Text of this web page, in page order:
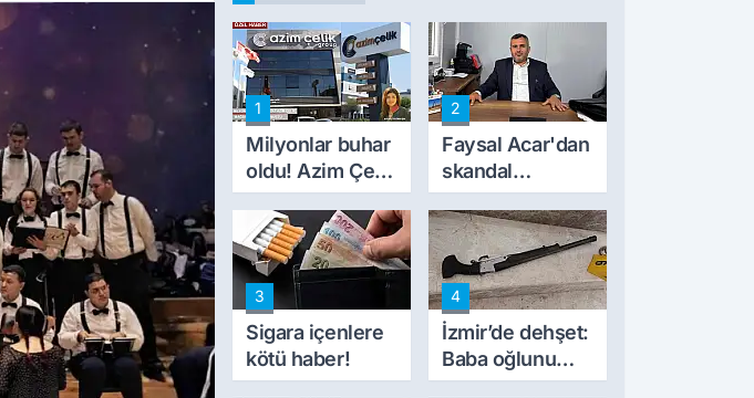
1
Milyonlar buhar
oldu! Azim Çelik
inşaat mağduru
ilk kez konuştu
2
Faysal Acar'dan
skandal
açıklamalar:
'Haluk Levent
peynircilerimizi
de kıskaca aldı,
müdahale ettik'
3
Sigara içenlere
kötü haber!
4
İzmir’de dehşet:
Baba oğlunu
vurdu